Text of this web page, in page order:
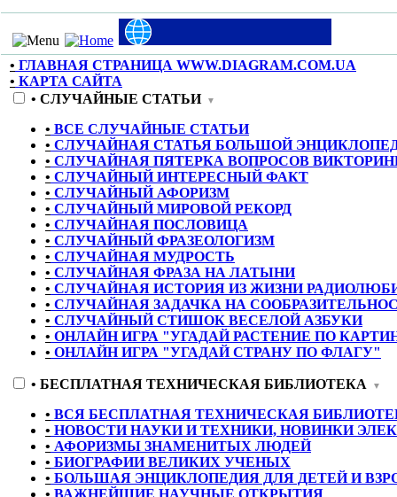
• ГЛАВНАЯ СТРАНИЦА WWW.DIAGRAM.COM.UA
• КАРТА САЙТА
• СЛУЧАЙНЫЕ СТАТЬИ ▼
• ВСЕ СЛУЧАЙНЫЕ СТАТЬИ
• СЛУЧАЙНАЯ СТАТЬЯ БОЛЬШОЙ
• СЛУЧАЙНАЯ ПЯТЕРКА ВОПРОСОВ
• СЛУЧАЙНЫЙ ИНТЕРЕСНЫЙ ФАКТ
• СЛУЧАЙНЫЙ АФОРИЗМ
• СЛУЧАЙНЫЙ МИРОВОЙ РЕКОРД
• СЛУЧАЙНАЯ ПОСЛОВИЦА
• СЛУЧАЙНЫЙ ФРАЗЕОЛОГИЗМ
• СЛУЧАЙНАЯ МУДРОСТЬ
• СЛУЧАЙНАЯ ФРАЗА НА ЛАТЫНИ
• СЛУЧАЙНАЯ ИСТОРИЯ ИЗ ЖИЗНИ
• СЛУЧАЙНАЯ ЗАДАЧКА НА
• СЛУЧАЙНЫЙ СТИШОК ВЕСЕЛОЙ АЗБУКИ
• ОНЛАЙН ИГРА "УГАДАЙ РАСТЕНИЕ ПО
• ОНЛАЙН ИГРА "УГАДАЙ СТРАНУ ПО ФЛАГУ"
• БЕСПЛАТНАЯ ТЕХНИЧЕСКАЯ БИБЛИОТЕКА ▼
• ВСЯ БЕСПЛАТНАЯ ТЕХНИЧЕСКАЯ
• НОВОСТИ НАУКИ И ТЕХНИКИ, НОВИНКИ
• АФОРИЗМЫ ЗНАМЕНИТЫХ ЛЮДЕЙ
• БИОГРАФИИ ВЕЛИКИХ УЧЕНЫХ
• БОЛЬШАЯ ЭНЦИКЛОПЕДИЯ ДЛЯ ДЕТЕЙ И
• ВАЖНЕЙШИЕ НАУЧНЫЕ ОТКРЫТИЯ